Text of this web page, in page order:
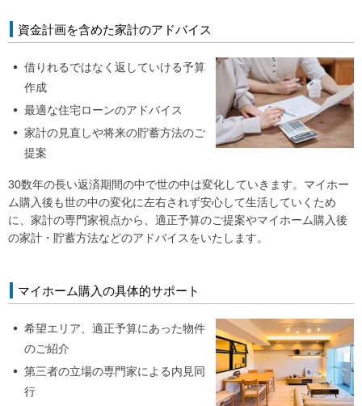
資金計画を含めた家計のアドバイス
借りれるではなく返していける予算
作成
最適な住宅ローンのアドバイス
家計の見直しや将来の貯蓄方法のご
提案
30数年の長い返済期間の中で世の中は変化していきます。マイホー
ム購入後も世の中の変化に左右されず安心して生活していくため
に、家計の専門家視点から、適正予算のご提案やマイホーム購入後
の家計・貯蓄方法などのアドバイスをいたします。
マイホーム購入の具体的サポート
希望エリア、適正予算にあった物件
のご紹介
第三者の立場の専門家による内見同
行